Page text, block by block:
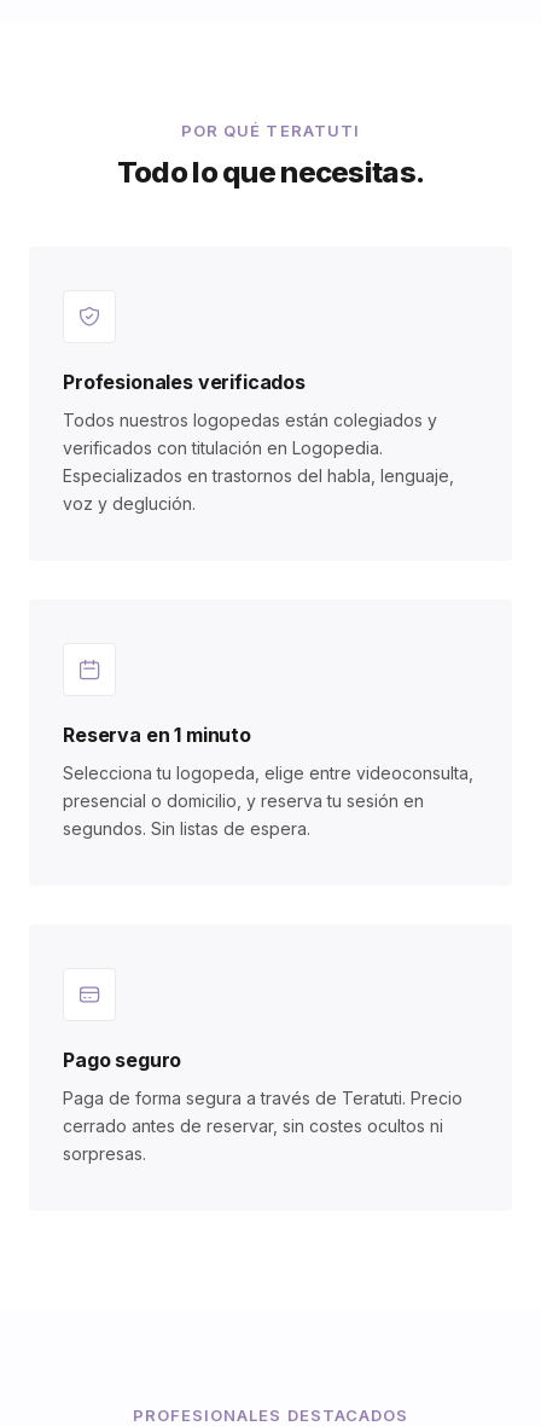
POR QUÉ TERATUTI
Todo lo que necesitas.
Profesionales verificados
Todos nuestros logopedas están colegiados y
verificados con titulación en Logopedia.
Especializados en trastornos del habla, lenguaje,
voz y deglución.
Reserva en 1 minuto
Selecciona tu logopeda, elige entre videoconsulta,
presencial o domicilio, y reserva tu sesión en
segundos. Sin listas de espera.
Pago seguro
Paga de forma segura a través de Teratuti. Precio
cerrado antes de reservar, sin costes ocultos ni
sorpresas.
PROFESIONALES DESTACADOS